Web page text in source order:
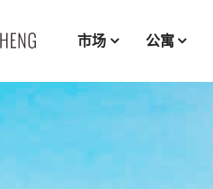
市场 公寓